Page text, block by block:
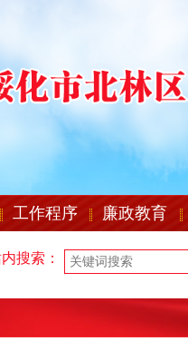
工作程序 廉政教育
搜索：